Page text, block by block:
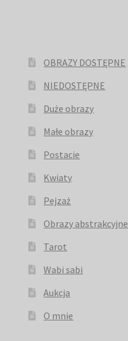
OBRAZY DOSTĘPNE
NIEDOSTĘPNE
Duże obrazy
Małe obrazy
Postacie
Kwiaty
Pejzaż
Obrazy abstrakcyjne
Tarot
Wabi sabi
Aukcja
O mnie